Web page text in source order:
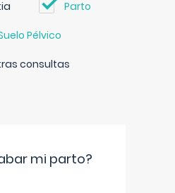
Parto
Pélvico
consultas
mi parto?